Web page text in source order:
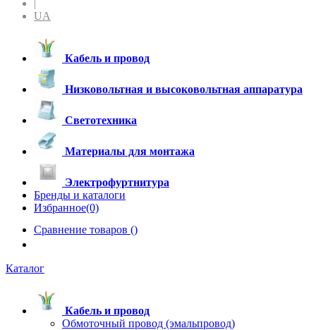
|
UA
Кабель и провод
Низковольтная и высоковольтная аппаратура
Светотехника
Материалы для монтажа
Электрофуртнитура
Бренды и каталоги
Избранное(0)
Сравнение товаров ()
Каталог
Кабель и провод
Обмоточный провод (эмальпровод)